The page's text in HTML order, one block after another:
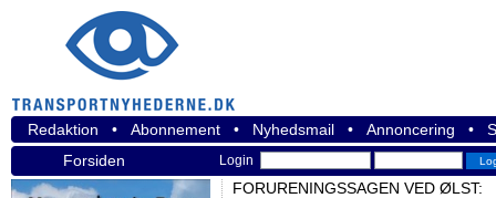
Redaktion • Abonnement • Nyhedsmail • Annoncering •
Forsiden
Login
FORURENINGSSAGEN VED ØLST: